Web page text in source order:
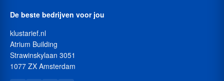
De beste bedrijven voor jou
klustarief.nl
Atrium Building
Strawinskylaan 3051
1077 ZX Amsterdam